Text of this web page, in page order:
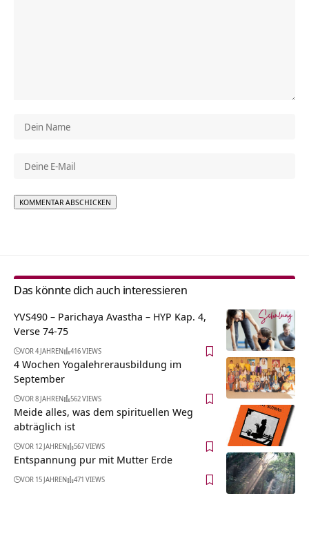
Das könnte dich auch interessieren
YVS490 – Parichaya Avastha – HYP Kap. 4,
Verse 74-75
VOR 4 JAHREN 416 VIEWS
4 Wochen Yogalehrerausbildung im
September
VOR 8 JAHREN 562 VIEWS
Meide alles, was dem spirituellen Weg
abträglich ist
VOR 12 JAHREN 567 VIEWS
Entspannung pur mit Mutter Erde
VOR 15 JAHREN 471 VIEWS